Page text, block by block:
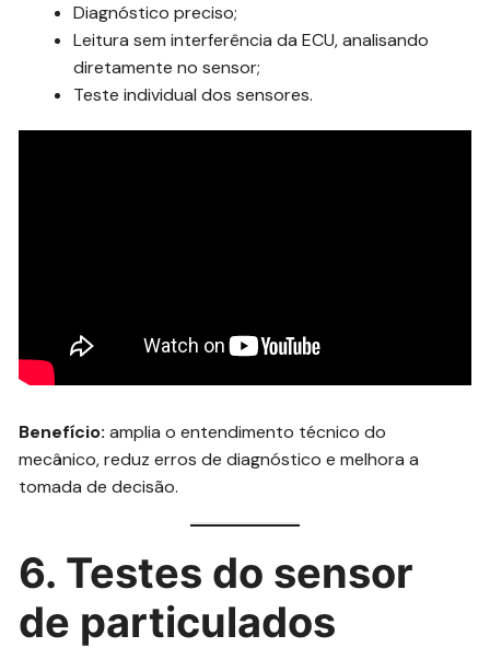
Diagnóstico preciso;
Leitura sem interferência da ECU, analisando
diretamente no sensor;
Teste individual dos sensores.
Benefício: amplia o entendimento técnico do
mecânico, reduz erros de diagnóstico e melhora a
tomada de decisão.
6. Testes do sensor
de particulados